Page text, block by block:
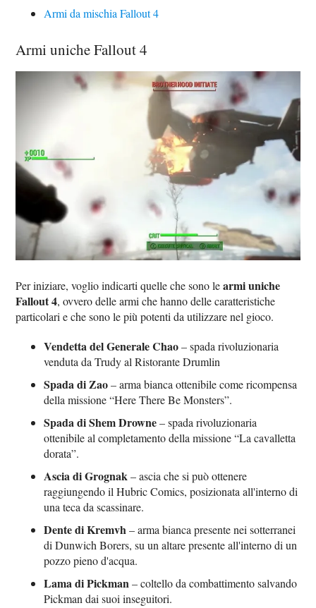
Armi da mischia Fallout 4
Armi uniche Fallout 4
Per iniziare, voglio indicarti quelle che sono learmi uniche
Fallout 4, ovvero delle armi che hanno delle caratteristiche
particolari e che sono le più potenti da utilizzare nel gioco.
Vendetta del Generale Chao– spada rivoluzionaria
venduta da Trudy al Ristorante Drumlin
Spada di Zao– arma bianca ottenibile come ricompensa
della missione “Here There Be Monsters”.
Spada di Shem Drowne– spada rivoluzionaria
ottenibile al completamento della missione “La cavalletta
dorata”.
Ascia di Grognak– ascia che si può ottenere
raggiungendo il Hubric Comics, posizionata all'interno di
una teca da scassinare.
Dente di Kremvh– arma bianca presente nei sotterranei
di Dunwich Borers, su un altare presente all'interno di un
pozzo pieno d'acqua.
Lama di Pickman– coltello da combattimento salvando
Pickman dai suoi inseguitori.